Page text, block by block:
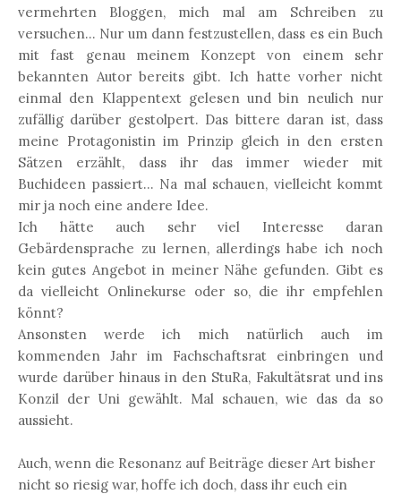
vermehrten Bloggen, mich mal am Schreiben zu
versuchen... Nur um dann festzustellen, dass es ein Buch
mit fast genau meinem Konzept von einem sehr
bekannten Autor bereits gibt. Ich hatte vorher nicht
einmal den Klappentext gelesen und bin neulich nur
zufällig darüber gestolpert. Das bittere daran ist, dass
meine Protagonistin im Prinzip gleich in den ersten
Sätzen erzählt, dass ihr das immer wieder mit
Buchideen passiert... Na mal schauen, vielleicht kommt
mir ja noch eine andere Idee.
Ich hätte auch sehr viel Interesse daran
Gebärdensprache zu lernen, allerdings habe ich noch
kein gutes Angebot in meiner Nähe gefunden. Gibt es
da vielleicht Onlinekurse oder so, die ihr empfehlen
könnt?
Ansonsten werde ich mich natürlich auch im
kommenden Jahr im Fachschaftsrat einbringen und
wurde darüber hinaus in den StuRa, Fakultätsrat und ins
Konzil der Uni gewählt. Mal schauen, wie das da so
aussieht.
Auch, wenn die Resonanz auf Beiträge dieser Art bisher
nicht so riesig war, hoffe ich doch, dass ihr euch ein